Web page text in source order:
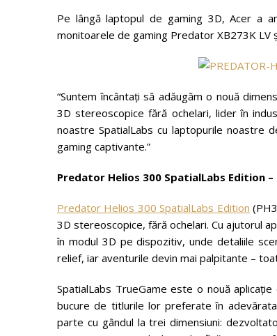
Pe lângă laptopul de gaming 3D, Acer a
monitoarele de gaming Predator XB273K LV
“Suntem încântați să adăugăm o nouă
3D stereoscopice fără ochelari, lider în
noastre SpatialLabs cu laptopurile noastre
gaming captivante.”
Predator Helios 300 SpatialLabs Edition
Predator Helios 300 SpatialLabs Edition
3D stereoscopice, fără ochelari. Cu ajutorul
în modul 3D pe dispozitiv, unde detaliile
relief, iar aventurile devin mai palpitante –
SpatialLabs TrueGame este o nouă
bucure de titlurile lor preferate în
parte cu gândul la trei dimensiuni: